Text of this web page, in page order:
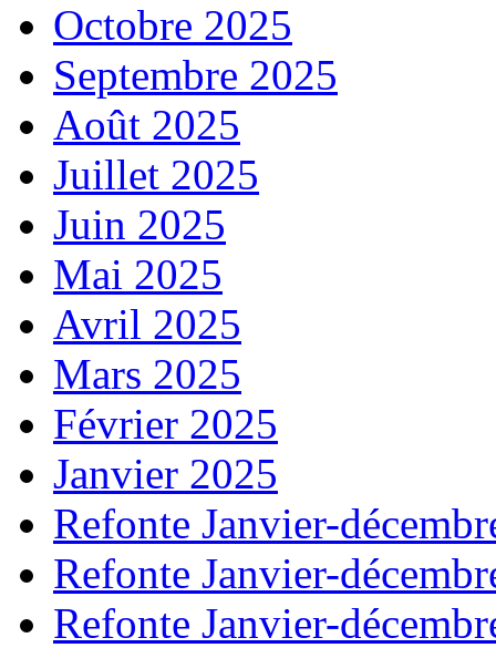
Octobre 2025
Septembre 2025
Août 2025
Juillet 2025
Juin 2025
Mai 2025
Avril 2025
Mars 2025
Février 2025
Janvier 2025
Refonte Janvier-
Refonte Janvier-
Refonte Janvier-